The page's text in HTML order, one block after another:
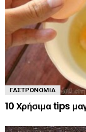
ΓΑΣΤΡΟΝΟΜΊΑ
10 Χρήσιμα tips